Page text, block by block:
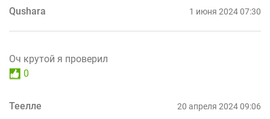
Qushara 1 июня 2024 07:30
Оч крутой я проверил
0
Теелле 20 апреля 2024 09:06